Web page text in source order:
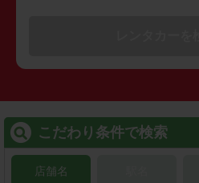
こだわり条件で検索
店舗名